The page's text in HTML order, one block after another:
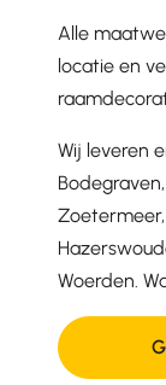
Alle
locatie en
Wij leveren
Woerden.